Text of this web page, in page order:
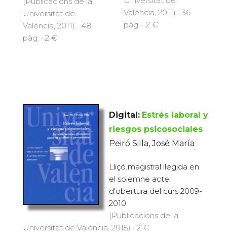
Universitat de
València, 2011) · 48
pàg. · 2 €
València, 2011) · 36
pàg. · 2 €
Digital: Estrés laboral y
riesgos psicosociales
Peiró Silla, José María
Lliçó magistral llegida en
el solemne acte
d'obertura del curs 2009-
2010
(Publicacions de la
Universitat de València, 2015) · 2 €